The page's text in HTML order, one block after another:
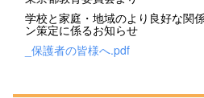
学校と家庭・地域のより良好な関
ン策定に係るお知らせ
_保護者の皆様へ.pdf